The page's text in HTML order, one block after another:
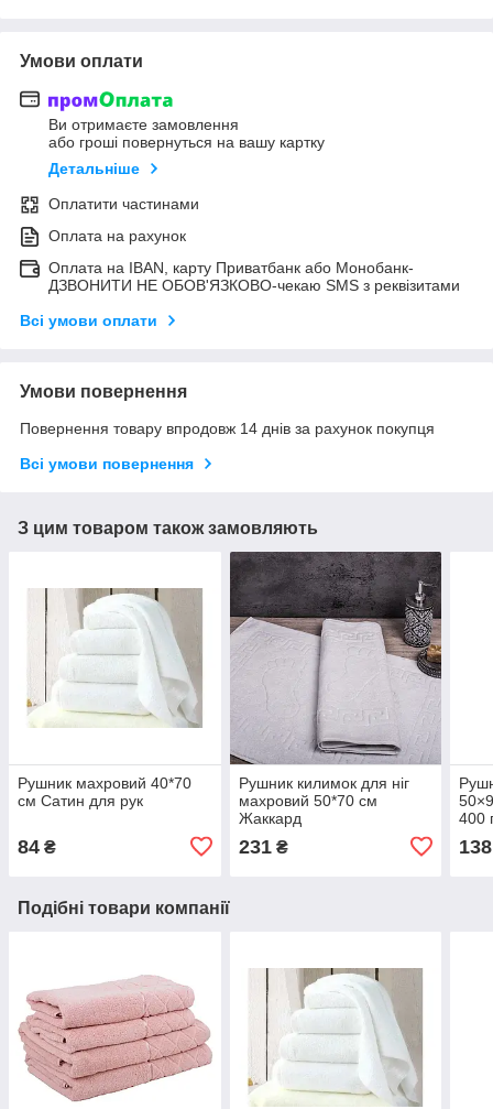
Умови оплати
Ви отримаєте замовлення
або гроші повернуться на вашу картку
Детальніше
Оплатити частинами
Оплата на рахунок
Оплата на IBAN, карту Приватбанк або Монобанк-
ДЗВОНИТИ НЕ ОБОВ'ЯЗКОВО-чекаю SMS з реквізитами
Всі умови оплати
Умови повернення
Повернення товару впродовж 14 днів за рахунок покупця
Всі умови повернення
З цим товаром також замовляють
Рушник махровий 40*70
см Сатин для рук
84 ₴
Рушник килимок для ніг
махровий 50*70 см
Жаккард
231₴
400
138
Подібні товари компанії